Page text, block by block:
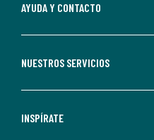
AYUDA Y CONTACTO
NUESTROS SERVICIOS
INSPÍRATE